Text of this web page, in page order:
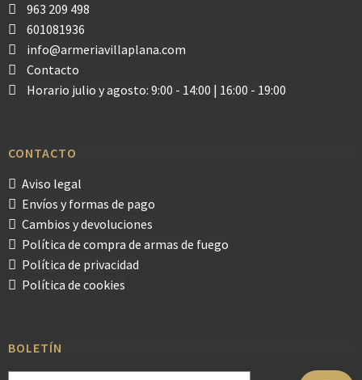
963 209 498
601081936
info@armeriavillaplana.com
Contacto
Horario julio y agosto: 9:00 - 14:00 | 16:00 - 19:00
CONTACTO
Aviso legal
Envíos y formas de pago
Cambios y devoluciones
Política de compra de armas de fuego
Política de privacidad
Política de cookies
BOLETÍN